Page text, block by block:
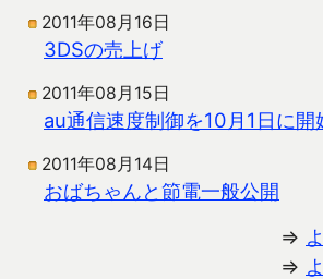
2011年08月16日
3DSの売上げ
2011年08月15日
au通信速度制御を10月1日に開
2011年08月14日
おばちゃんと節電一般公開
⇒
⇒